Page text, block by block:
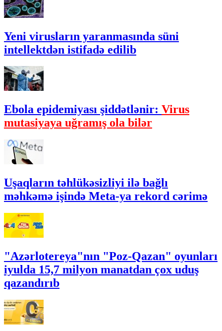
Yeni virusların yaranmasında süni
intellektdən istifadə edilib
Ebola epidemiyası şiddətlənir: Virus
mutasiyaya uğramış ola bilər
Uşaqların təhlükəsizliyi ilə bağlı
məhkəmə işində Meta-ya rekord cərimə
"Azərlotereya"nın "Poz-Qazan" oyunları
iyulda 15,7 milyon manatdan çox uduş
qazandırıb